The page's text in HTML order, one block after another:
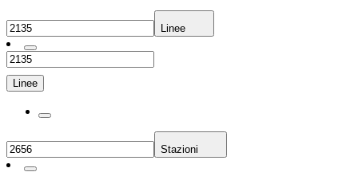
Linee
Linee
Stazioni